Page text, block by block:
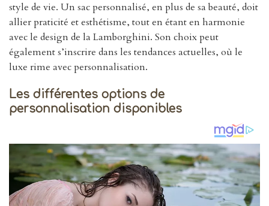
style de vie. Un sac personnalisé, en plus de sa beauté, doit
allier praticité et esthétisme, tout en étant en harmonie
avec le design de la Lamborghini. Son choix peut
également s’inscrire dans les tendances actuelles, où le
luxe rime avec personnalisation.
Les différentes options de
personnalisation disponibles